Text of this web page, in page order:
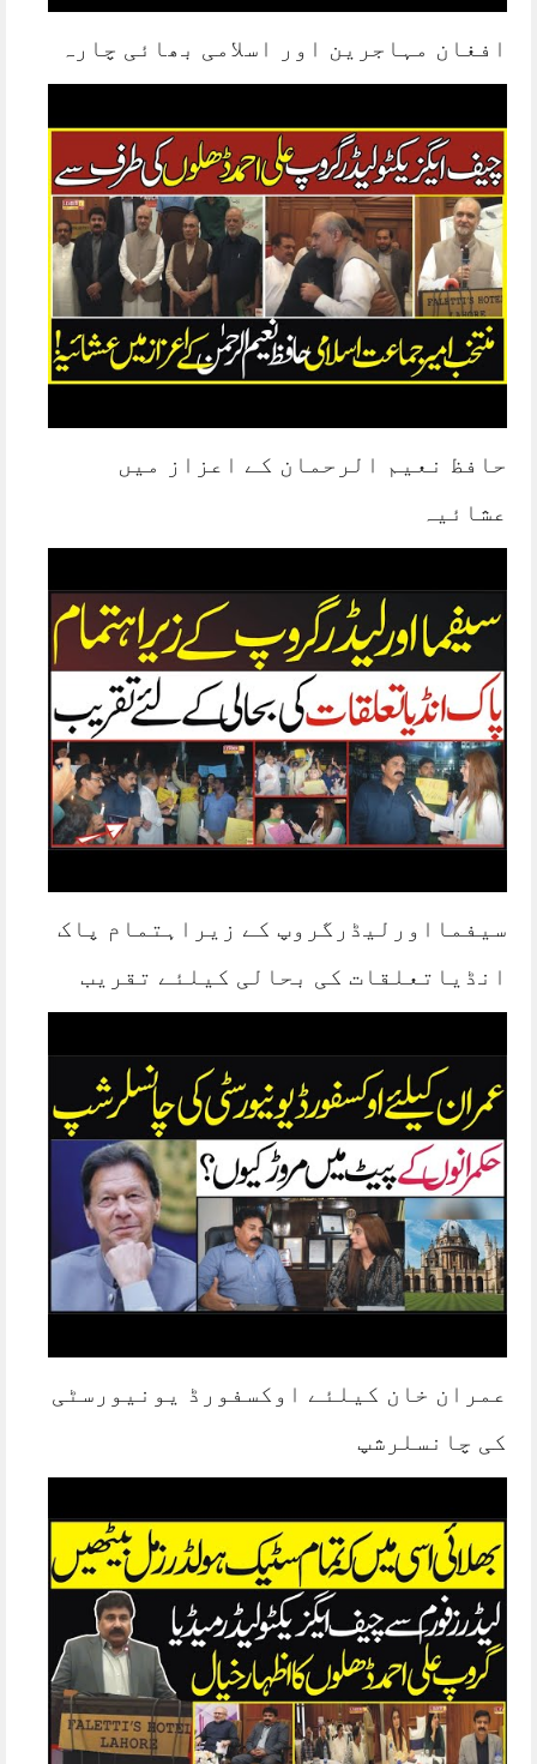
افغان مہاجرین اور اسلامی بھائی چارہ
حافظ نعیم الرحمان کے اعزاز میں
عشائیہ
سیفمااورلیڈرگروپ کے زیراہتمام پاک
انڈیاتعلقات کی بحالی کیلئے تقریب
عمران خان کیلئے اوکسفورڈ یونیورسٹی
کی چانسلرشپ